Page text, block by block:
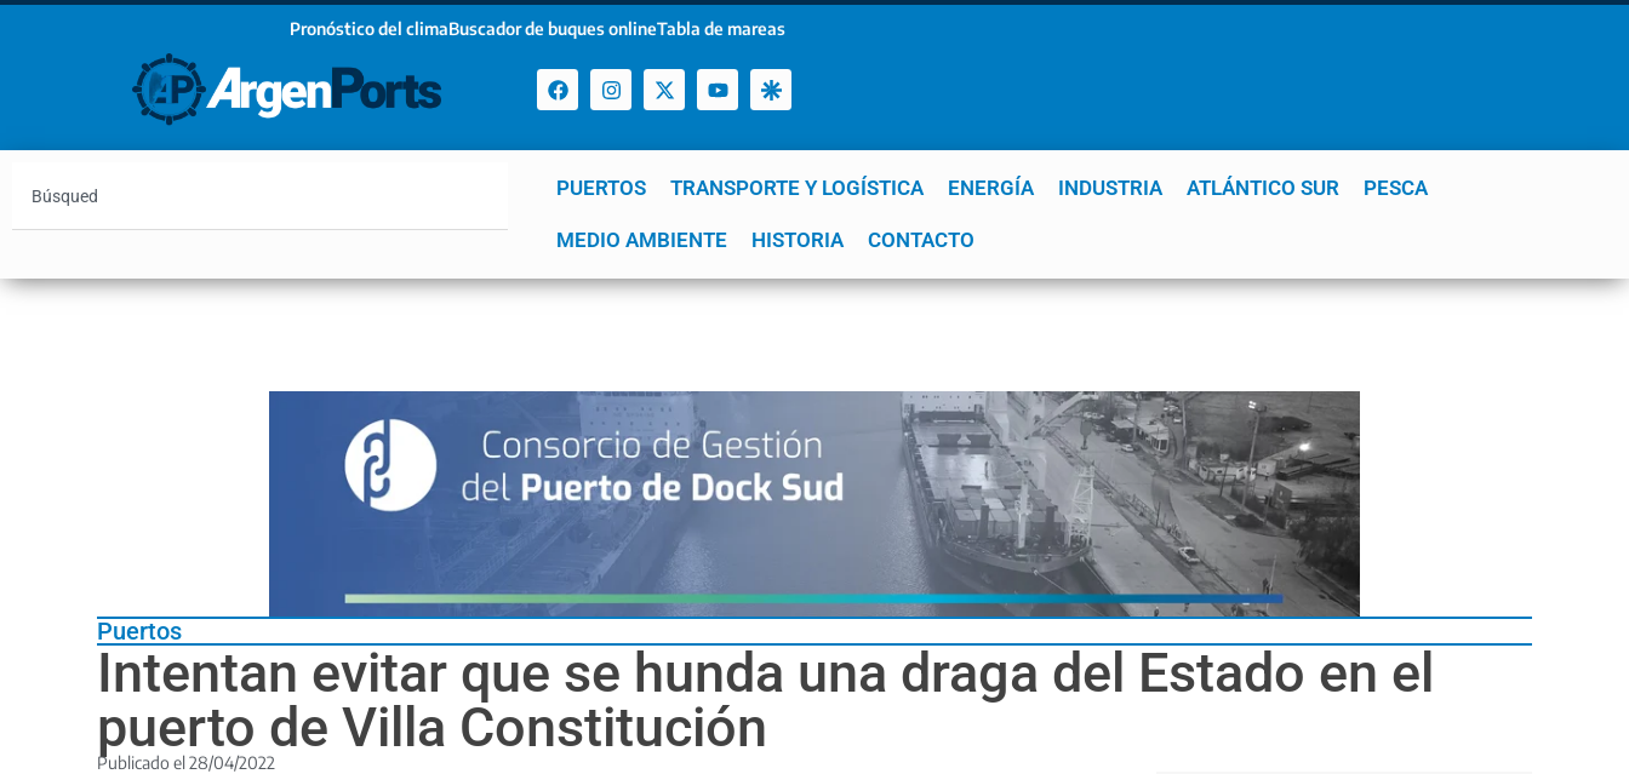
Pronóstico del climaBuscador de buques onlineTabla de mareas
PUERTOS TRANSPORTE Y LOGÍSTICA ENERGÍA INDUSTRIA ATLÁNTICO SUR PESCA
MEDIO AMBIENTE HISTORIA CONTACTO
YPF GNL Mar del Plata Patagonia Quequén
Puertos
Intentan evitar que se hunda una draga del Estado en el
puerto de Villa Constitución
Publicado el 28/04/2022
¡Sumate a nuestro Newsletter!
Email
Estoy de acuerdo con las condiciones y políticas de